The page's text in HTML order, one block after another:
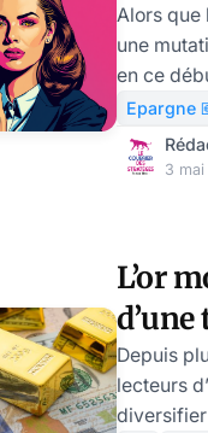
métal
Alors que
une
en ce
central
sommet
dollars
guerre
Thibault
Epargne
3
L’or
Depuis
lecteurs